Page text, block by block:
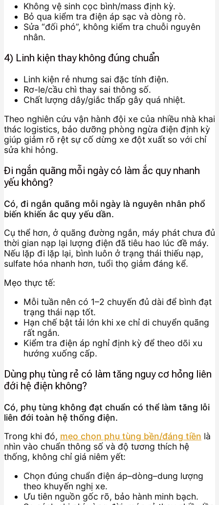
Không vệ sinh cọc bình/mass định kỳ.
Bỏ qua kiểm tra điện áp sạc và dòng rò.
Sửa “đối phó”, không kiểm tra chuỗi nguyên
nhân.
4) Linh kiện thay không đúng chuẩn
Linh kiện rẻ nhưng sai đặc tính điện.
Rơ-le/cầu chì thay sai thông số.
Chất lượng dây/giắc thấp gây quá nhiệt.
Theo nghiên cứu vận hành đội xe của nhiều nhà khai
thác logistics, bảo dưỡng phòng ngừa điện định kỳ
giúp giảm rõ rệt sự cố dừng xe đột xuất so với chỉ
sửa khi hỏng.
Đi ngắn quãng mỗi ngày có làm ắc quy nhanh
yếu không?
Có, đi ngắn quãng mỗi ngày là nguyên nhân phổ
biến khiến ắc quy yếu dần.
Cụ thể hơn, ở quãng đường ngắn, máy phát chưa đủ
thời gian nạp lại lượng điện đã tiêu hao lúc đề máy.
Nếu lặp đi lặp lại, bình luôn ở trạng thái thiếu nạp,
sulfate hóa nhanh hơn, tuổi thọ giảm đáng kể.
Mẹo thực tế:
Mỗi tuần nên có 1–2 chuyến đủ dài để bình đạt
trạng thái nạp tốt.
Hạn chế bật tải lớn khi xe chỉ di chuyển quãng
rất ngắn.
Kiểm tra điện áp nghỉ định kỳ để theo dõi xu
hướng xuống cấp.
Dùng phụ tùng rẻ có làm tăng nguy cơ hỏng liên
đới hệ điện không?
Có, phụ tùng không đạt chuẩn có thể làm tăng lỗi
liên đới toàn hệ thống điện.
Trong khi đó, mẹo chọn phụ tùng bền/đáng tiền là
nhìn vào chuẩn thông số và độ tương thích hệ
thống, không chỉ giá niêm yết:
Chọn đúng chuẩn điện áp–dòng–dung lượng
theo khuyến nghị xe.
Ưu tiên nguồn gốc rõ, bảo hành minh bạch.